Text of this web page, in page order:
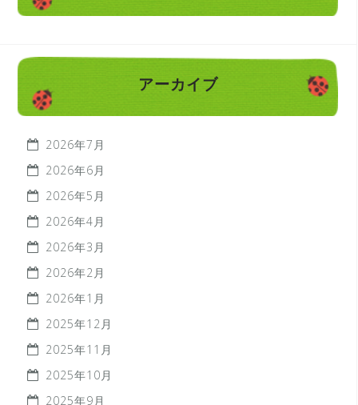
アーカイブ
2026年7月
2026年6月
2026年5月
2026年4月
2026年3月
2026年2月
2026年1月
2025年12月
2025年11月
2025年10月
2025年9月